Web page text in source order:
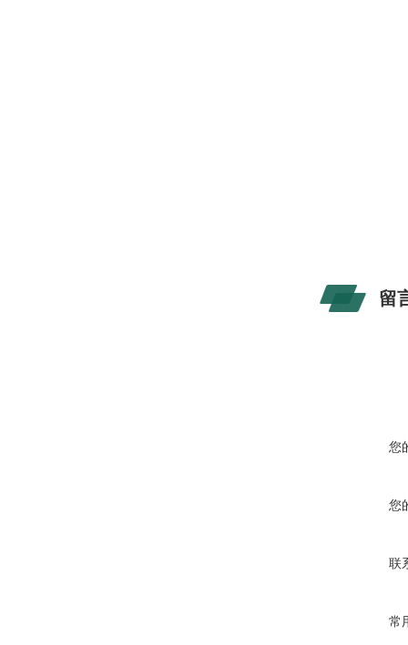
留
您
您
联
常